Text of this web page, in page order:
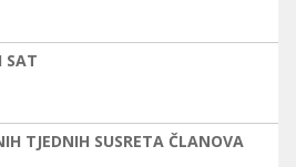
SAT
TJEDNIH SUSRETA ČLANOVA